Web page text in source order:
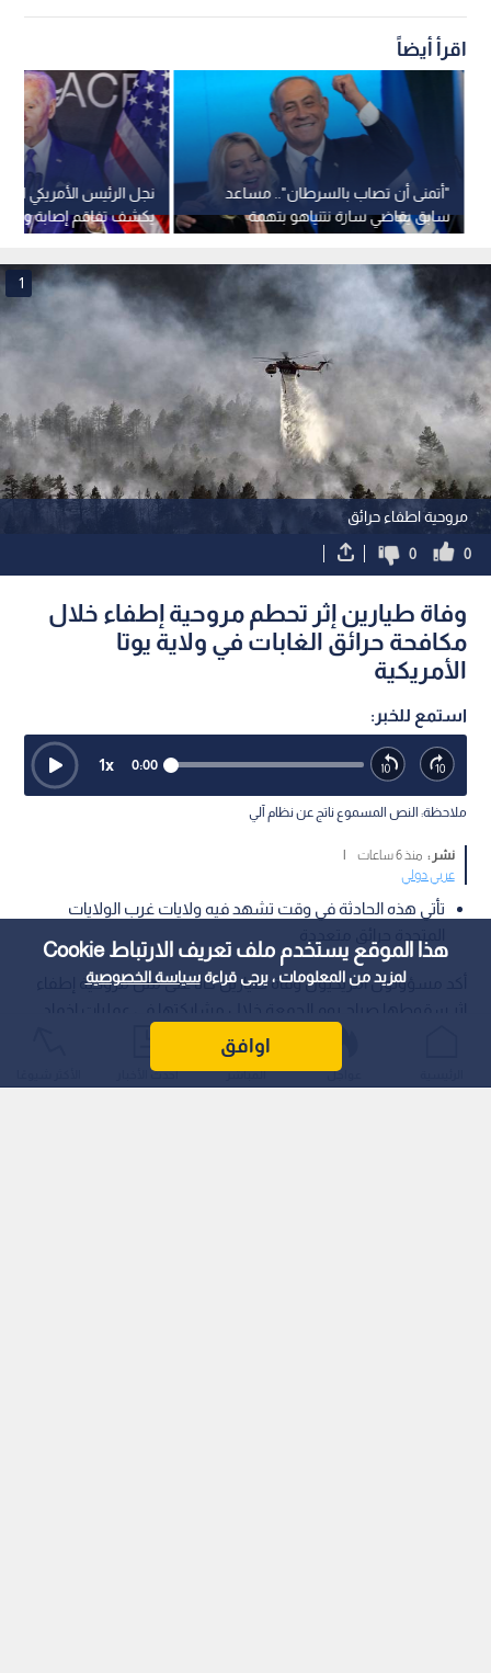
هذا الموقع يستخدم ملف تعريف الارتباط Cookie
لمزيد من المعلومات ، يرجى قراءةسياسة الخصوصية
اوافق
اقرأ أيضاً
نجل الرئيس الأمريكي
يكشف تفاقم إصابة
"أتمنى أن تصاب بالسرطان".. مساعد
سابق يقاضي سارة نتنياهو بتهمة
الإساءة في مكان العمل
مروحية اطفاء حرائق
1
0
0
وفاة طيارين إثر تحطم مروحية إطفاء خلال
مكافحة حرائق الغابات في ولاية يوتا
الأمريكية
استمع للخبر:
0:00
1x
ملاحظة: النص المسموع ناتج عن نظام آلي
نشر : منذ 6 ساعات
|
عربي دولي
تأتي هذه الحادثة في وقت تشهد فيه ولايات غرب الولايات
أكد مسؤولون أمريكيون وفاة طيارين كانا على متن مروحية إطفاء
حرائق الغابات المشتعلة في ولاية يوتا الأمريكية.
عواجل المباشر أحدث الأخبار